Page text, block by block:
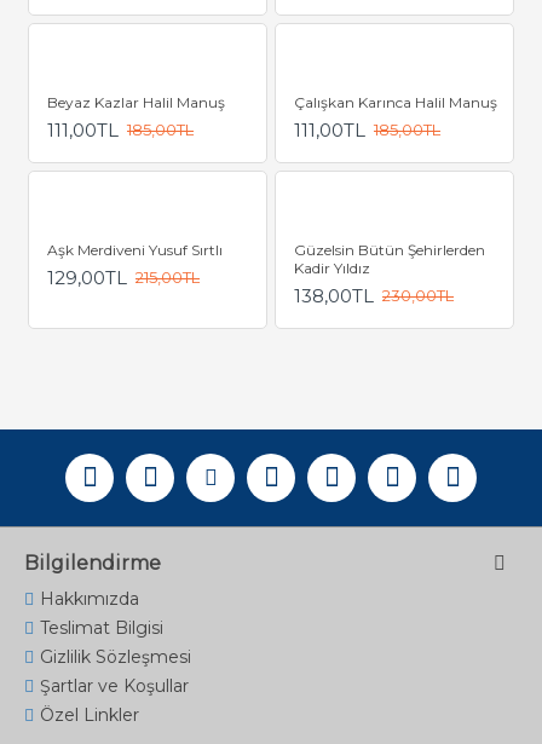
Beyaz Kazlar Halil Manuş
111,00TL 185,00TL
Çalışkan Karınca Halil Manuş
111,00TL 185,00TL
Aşk Merdiveni Yusuf Sırtlı
129,00TL 215,00TL
Güzelsin Bütün Şehirlerden
Kadir Yıldız
138,00TL 230,00TL
Bilgilendirme
Hakkımızda
Teslimat Bilgisi
Gizlilik Sözleşmesi
Şartlar ve Koşullar
Özel Linkler